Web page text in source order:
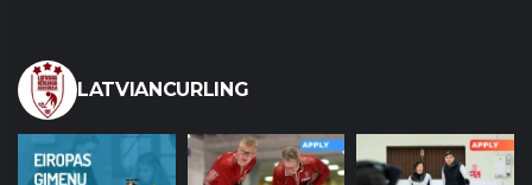
LATVIANCURLING